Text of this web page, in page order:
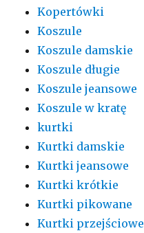
Kopertówki
Koszule
Koszule damskie
Koszule długie
Koszule jeansowe
Koszule w kratę
kurtki
Kurtki damskie
Kurtki jeansowe
Kurtki krótkie
Kurtki pikowane
Kurtki przejściowe